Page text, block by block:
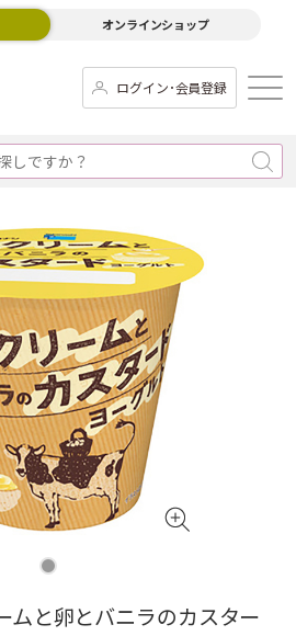
オンラインショップ
ログイン･会員登録
と卵とバニラのカスター